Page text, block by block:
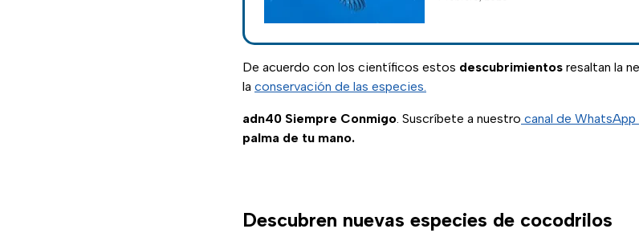
De acuerdo con los científicos estos descubrimientos resaltan la
la conservación de las especies.
adn40 Siempre Conmigo. Suscríbete a nuestro canal de WhatsApp
palma de tu mano.
Descubren nuevas especies de cocodrilos